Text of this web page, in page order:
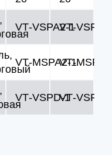
VT‑VSPA2‑1
VT‑MSPA2‑1
VT‑VSPD‑1